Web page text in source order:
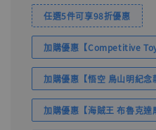
任選5件可享98折優惠
加購優惠【Competitive
加購優惠【悟空 鳥山明紀念
加購優惠【海賊王 布魯克達